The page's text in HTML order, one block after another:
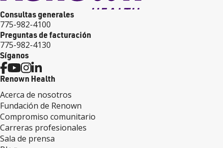
Consultas generales
775-982-4100
Preguntas de facturación
775-982-4130
Síganos
Renown Health
Acerca de nosotros
Fundación de Renown
Compromiso comunitario
Carreras profesionales
Sala de prensa